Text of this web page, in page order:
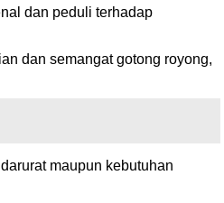
dan peduli terhadap
dan semangat gotong royong,
maupun kebutuhan